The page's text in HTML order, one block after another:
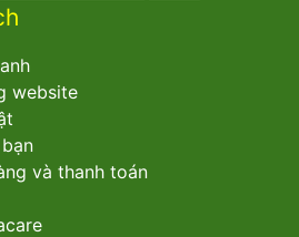
website
và thanh toán